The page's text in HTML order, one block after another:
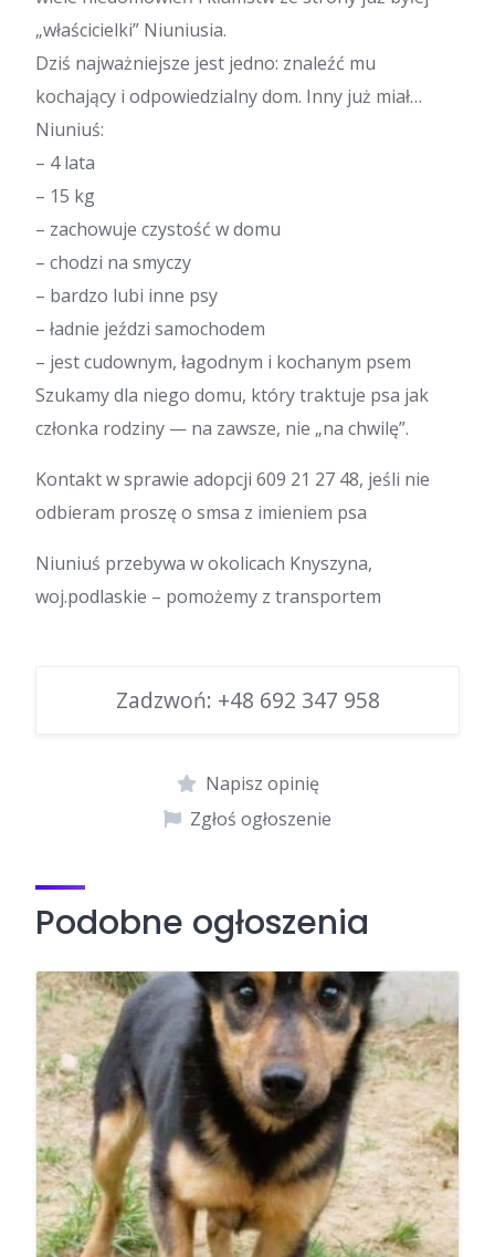
„właścicielki” Niuniusia.
Dziś najważniejsze jest jedno: znaleźć mu
kochający i odpowiedzialny dom. Inny już miał…
Niuniuś:
– 4 lata
– 15 kg
– zachowuje czystość w domu
– chodzi na smyczy
– bardzo lubi inne psy
– ładnie jeździ samochodem
– jest cudownym, łagodnym i kochanym psem
Szukamy dla niego domu, który traktuje psa jak
członka rodziny — na zawsze, nie „na chwilę”.
Kontakt w sprawie adopcji 609 21 27 48, jeśli nie
odbieram proszę o smsa z imieniem psa
Niuniuś przebywa w okolicach Knyszyna,
woj.podlaskie – pomożemy z transportem
Zadzwoń: +48 692 347 958
Napisz opinię
Zgłoś ogłoszenie
Podobne ogłoszenia